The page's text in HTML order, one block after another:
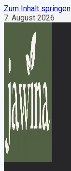
Zum Inhalt springen
7. August 2026